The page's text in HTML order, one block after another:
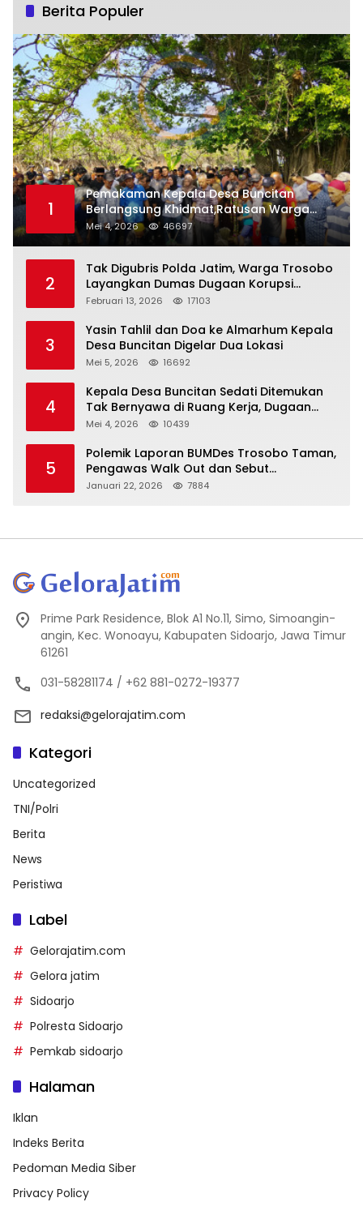
Berita Populer
1
Pemakaman Kepala Desa Buncitan
Berlangsung Khidmat,Ratusan Warga
Larut Dalam Duka Yang Mendalam
Mei 4, 2026 46697
2
Tak Digubris Polda Jatim, Warga Trosobo
Layangkan Dumas Dugaan Korupsi
Oknum DPRD Sidoarjo ke Kapolri
Februari 13, 2026 17103
3
Yasin Tahlil dan Doa ke Almarhum Kepala
Desa Buncitan Digelar Dua Lokasi
Mei 5, 2026 16692
4
Kepala Desa Buncitan Sedati Ditemukan
Tak Bernyawa di Ruang Kerja, Dugaan
Bunuh Diri Menguat
Mei 4, 2026 10439
5
Polemik Laporan BUMDes Trosobo Taman,
Pengawas Walk Out dan Sebut
Kejanggalan
Januari 22, 2026 7884
Prime Park Residence, Blok A1 No.11, Simo, Simoangin-
angin, Kec. Wonoayu, Kabupaten Sidoarjo, Jawa Timur
61261
031-58281174 / +62 881-0272-19377
redaksi@gelorajatim.com
Kategori
Uncategorized
TNI/Polri
Berita
News
Peristiwa
Label
Gelorajatim.com
Gelora jatim
Sidoarjo
Polresta Sidoarjo
Pemkab sidoarjo
Halaman
Iklan
Indeks Berita
Pedoman Media Siber
Privacy Policy